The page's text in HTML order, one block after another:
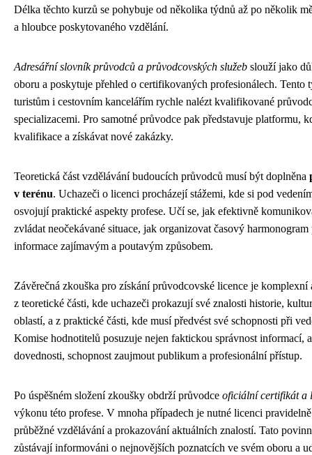
Délka těchto kurzů se pohybuje od několika týdnů až po několik
a hloubce poskytovaného vzdělání.
Adresářní slovník průvodců a průvodcovských služeb slouží jako
oboru a poskytuje přehled o certifikovaných profesionálech. Tento
turistům i cestovním kancelářím rychle nalézt kvalifikované
specializacemi. Pro samotné průvodce pak představuje platformu,
kvalifikace a získávat nové zakázky.
Teoretická část vzdělávání budoucích průvodců musí být doplněna
v terénu. Uchazeči o licenci procházejí stážemi, kde si pod
osvojují praktické aspekty profese. Učí se, jak efektivně
zvládat neočekávané situace, jak organizovat časový
informace zajímavým a poutavým způsobem.
Závěrečná zkouška pro získání průvodcovské licence je komplexní
z teoretické části, kde uchazeči prokazují své znalosti historie,
oblastí, a z praktické části, kde musí předvést své schopnosti při
Komise hodnotitelů posuzuje nejen faktickou správnost informací,
dovednosti, schopnost zaujmout publikum a profesionální přístup.
Po úspěšném složení zkoušky obdrží průvodce oficiální certifikát a
výkonu této profese. V mnoha případech je nutné licenci
průběžné vzdělávání a prokazování aktuálních znalostí. Tato
zůstávají informováni o nejnovějších poznatcích ve svém oboru a